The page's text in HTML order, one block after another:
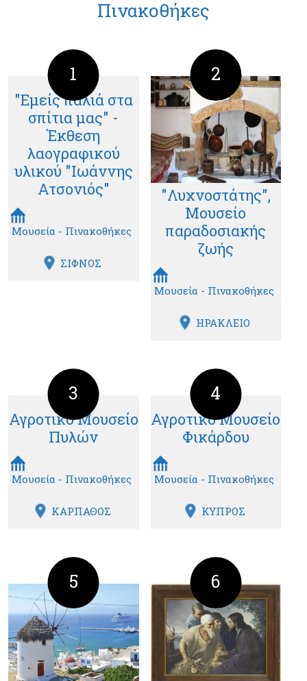
Πινακοθήκες
1
"Εμείς παλιά στα
σπίτια μας" -
Έκθεση
λαογραφικού
υλικού "Ιωάννης
Ατσονιός"
Μουσεία - Πινακοθήκες
ΣΙΦΝΟΣ
2
"Λυχνοστάτης",
Μουσείο
παραδοσιακής
ζωής
Μουσεία - Πινακοθήκες
ΗΡΑΚΛΕΙΟ
3
Αγροτικό Μουσείο
Πυλών
Μουσεία - Πινακοθήκες
ΚΑΡΠΑΘΟΣ
4
Αγροτικό Μουσείο
Φικάρδου
Μουσεία - Πινακοθήκες
ΚΥΠΡΟΣ
5 6